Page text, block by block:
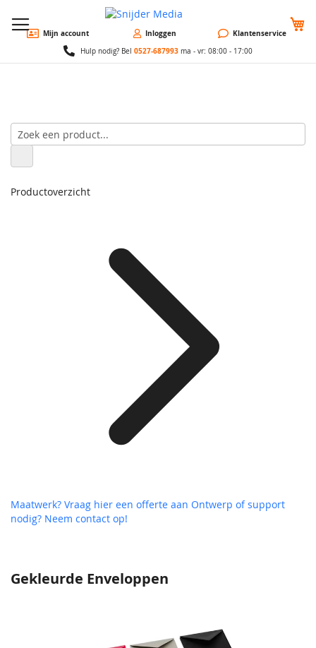
Mijn account Inloggen Klantenservice
Hulp nodig? Bel 0527-687993 ma - vr: 08:00 - 17:00
Gekleurde Enveloppen
Productoverzicht
Maatwerk? Vraag hier een offerte aan Ontwerp of support
nodig? Neem contact op!